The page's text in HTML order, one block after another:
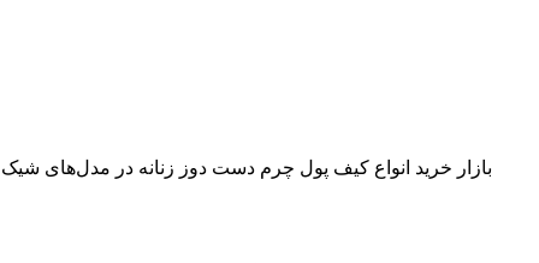
بازار خرید انواع کیف پول چرم دست دوز زنانه در مدل‌های